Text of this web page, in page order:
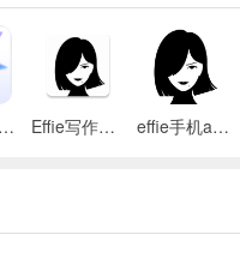
入文字即可一键变为思维导
迅雷vip破解版永久会员2024版 Effie写作软件 effie手机app